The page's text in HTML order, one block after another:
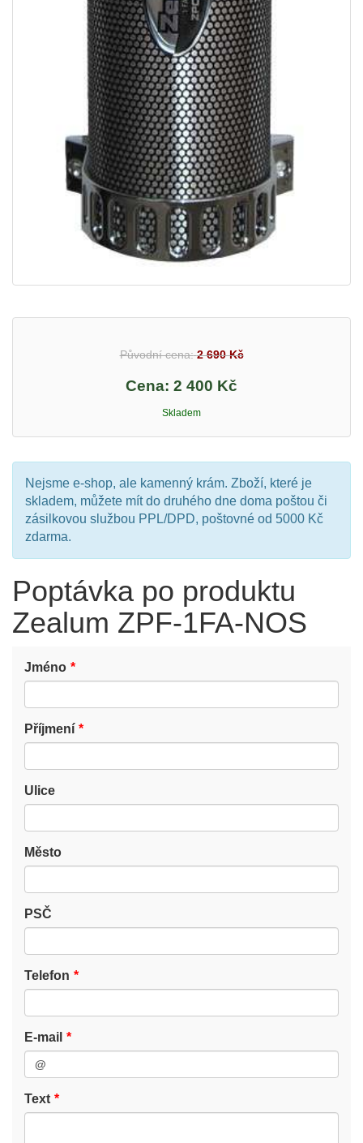
Původní cena: 2 690 Kč
Cena: 2 400 Kč
Skladem
Nejsme e-shop, ale kamenný krám. Zboží, které je
skladem, můžete mít do druhého dne doma poštou či
zásilkovou službou PPL/DPD, poštovné od 5000 Kč
zdarma.
Poptávka po produktu
Zealum ZPF-1FA-NOS
Jméno
Příjmení
Ulice
Město
PSČ
Telefon
E-mail
Text